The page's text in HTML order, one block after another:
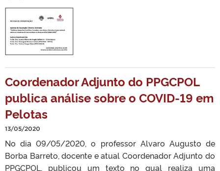
Coordenador Adjunto do PPGCPOL
publica análise sobre o COVID-19 em
Pelotas
13/05/2020
No dia 09/05/2020, o professor Alvaro Augusto de
Borba Barreto, docente e atual Coordenador Adjunto do
PPGCPOL, publicou um texto no qual realiza uma